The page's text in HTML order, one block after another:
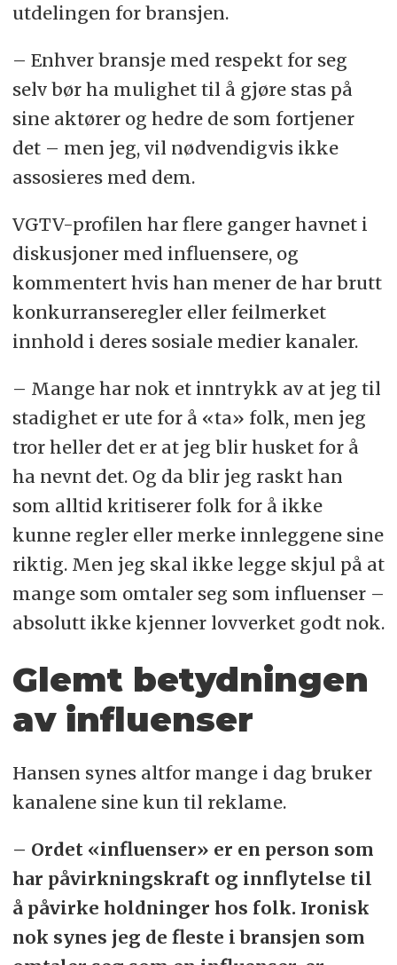
utdelingen for bransjen.
– Enhver bransje med respekt for seg
selv bør ha mulighet til å gjøre stas på
sine aktører og hedre de som fortjener
det – men jeg, vil nødvendigvis ikke
assosieres med dem.
VGTV-profilen har flere ganger havnet i
diskusjoner med influensere, og
kommentert hvis han mener de har brutt
konkurranseregler eller feilmerket
innhold i deres sosiale medier kanaler.
– Mange har nok et inntrykk av at jeg til
stadighet er ute for å «ta» folk, men jeg
tror heller det er at jeg blir husket for å
ha nevnt det. Og da blir jeg raskt han
som alltid kritiserer folk for å ikke
kunne regler eller merke innleggene sine
riktig. Men jeg skal ikke legge skjul på at
mange som omtaler seg som influenser –
absolutt ikke kjenner lovverket godt nok.
Glemt betydningen
av influenser
Hansen synes altfor mange i dag bruker
kanalene sine kun til reklame.
– Ordet «influenser» er en person som
har påvirkningskraft og innflytelse til
å påvirke holdninger hos folk. Ironisk
nok synes jeg de fleste i bransjen som